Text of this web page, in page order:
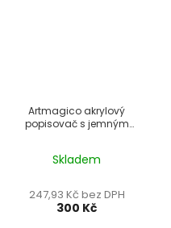
Artmagico akrylový
popisovač s jemným
Skladem
247,93 Kč bez DPH
300 Kč